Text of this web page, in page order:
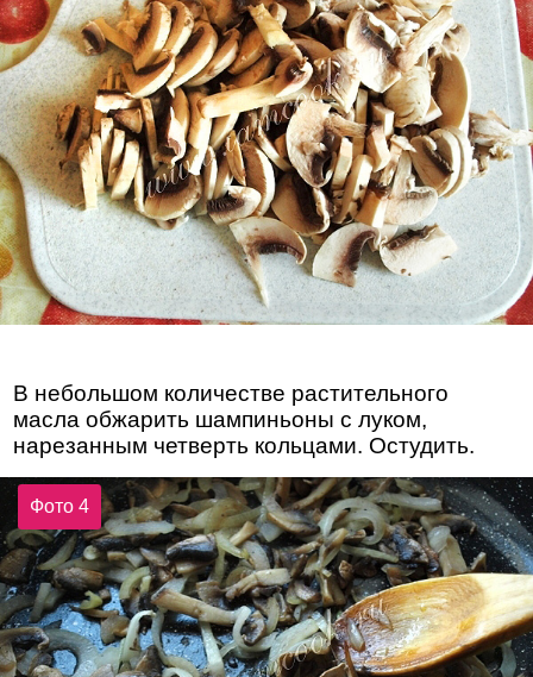
В небольшом количестве растительного
масла обжарить шампиньоны с луком,
нарезанным четверть кольцами. Остудить.
Фото 4